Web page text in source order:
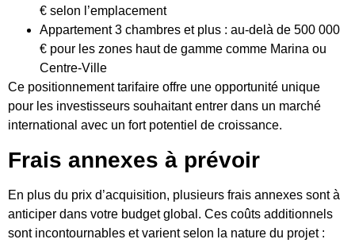
€ selon l’emplacement
Appartement 3 chambres et plus : au-delà de 500 000
€ pour les zones haut de gamme comme Marina ou
Centre-Ville
Ce positionnement tarifaire offre une opportunité unique
pour les investisseurs souhaitant entrer dans un marché
international avec un fort potentiel de croissance.
Frais annexes à prévoir
En plus du prix d’acquisition, plusieurs frais annexes sont à
anticiper dans votre budget global. Ces coûts additionnels
sont incontournables et varient selon la nature du projet :